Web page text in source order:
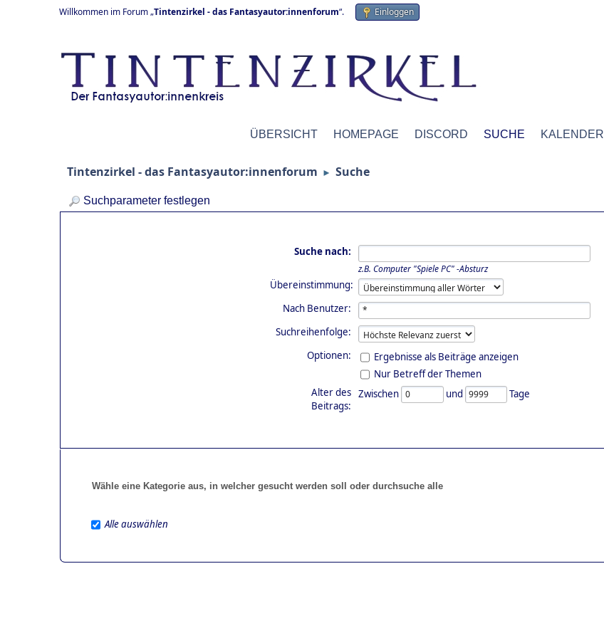
Willkommen im Forum „Tintenzirkel - das Fantasyautor:innenforum“. Einloggen
ÜBERSICHT HOMEPAGE DISCORD SUCHE KALENDER
Tintenzirkel - das Fantasyautor:innenforum ► Suche
Suchparameter festlegen
Suche nach:
z.B. Computer "Spiele PC" -Absturz
Übereinstimmung:
Nach Benutzer:
Suchreihenfolge:
Optionen:
Ergebnisse als Beiträge anzeigen
Nur Betreff der Themen
Alter des
Beitrags:
Zwischen und Tage
Wähle eine Kategorie aus, in welcher gesucht werden soll oder durchsuche alle
Alle auswählen